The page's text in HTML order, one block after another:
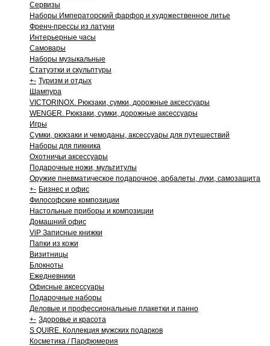
Сервизы
Наборы Императорский фарфор и художественное литье
Френч-прессы из латуни
Интерьерные часы
Самовары
Наборы музыкальные
Статуэтки и скульптуры
+- Туризм и отдых
Шампура
VICTORINOX. Рюкзаки, сумки, дорожные аксессуары
WENGER. Рюкзаки, сумки, дорожные аксессуары
Игры
Сумки, рюкзаки и чемоданы, аксессуары для путешествий
Наборы для пикника
Охотничьи аксессуары
Подарочные ножи, мультитулы
Оружие пневматическое подарочное, арбалеты, луки, самозащита
+- Бизнес и офис
Философские композиции
Настольные приборы и композиции
Домашний офис
ViP Записные книжки
Папки из кожи
Визитницы
Блокноты
Ежедневники
Офисные аксессуары
Подарочные наборы
Деловые и профессиональные плакетки и панно
+- Здоровье и красота
S QUIRE. Коллекция мужских подарков
Косметика / Парфюмерия